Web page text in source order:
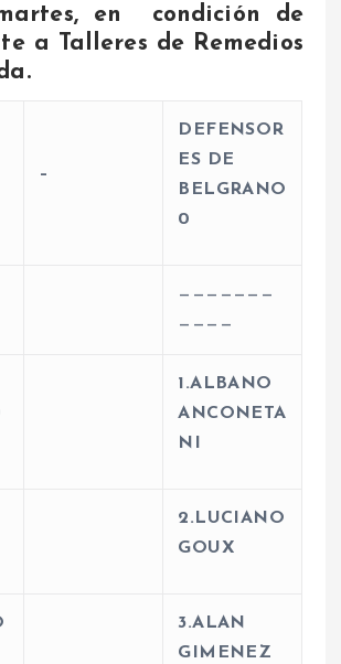
en condición de
a Talleres de Remedios
–
DEFENSOR
ES DE
BELGRANO
0
———————
————
1.ALBANO
ANCONETA
NI
2.LUCIANO
GOUX
3.ALAN
GIMENEZ